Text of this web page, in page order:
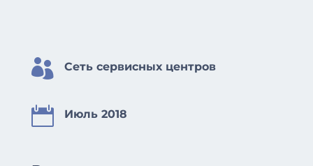
 Сеть сервисных центров
 Июль 2018